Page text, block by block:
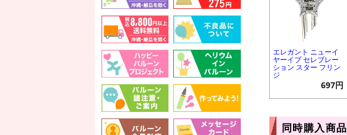
エレガント ニューイ
ヤーイブ セレブレー
ション スター フリン
ジ
697円
同時購入商品